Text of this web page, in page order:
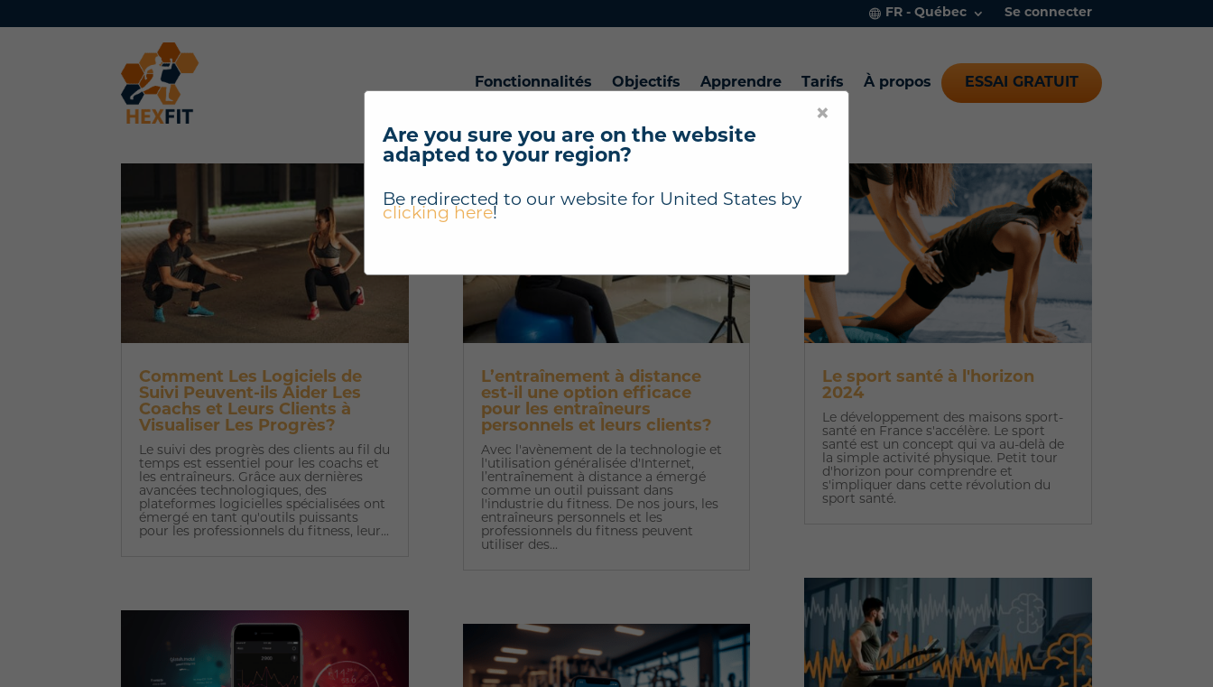
×
Are you sure you are on the website
adapted to your region?
Be redirected to our website for United States by
clicking here!
FR - Québec Se connecter
Fonctionnalités Objectifs Apprendre Tarifs À propos ESSAI GRATUIT
Comment Les Logiciels de
Suivi Peuvent-ils Aider Les
Coachs et Leurs Clients à
Visualiser Les Progrès?
Le suivi des progrès des clients au fil du
temps est essentiel pour les coachs et
les entraîneurs. Grâce aux dernières
avancées technologiques, des
plateformes logicielles spécialisées ont
émergé en tant qu'outils puissants
pour les professionnels du fitness, leur...
L’entraînement à distance
est-il une option efficace
pour les entraîneurs
personnels et leurs clients?
Avec l'avènement de la technologie et
l'utilisation généralisée d'Internet,
l’entraînement à distance a émergé
comme un outil puissant dans
l'industrie du fitness. De nos jours, les
entraîneurs personnels et les
professionnels du fitness peuvent
utiliser des...
Le sport santé à l'horizon
2024
Le développement des maisons sport-
santé en France s'accélère. Le sport
santé est un concept qui va au-delà de
la simple activité physique. Petit tour
d'horizon pour comprendre et
s'impliquer dans cette révolution du
sport santé.